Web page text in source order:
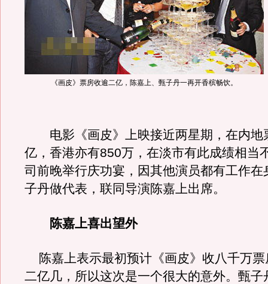
《画皮》票房收逾二亿，陈嘉上、甄子丹一再开香槟畅饮。
电影《画皮》上映接近两星期，在内地
亿，香港亦有850万，在淡市有此成绩相当
司前晚举行庆功宴，因其他演员都有工作在
子丹做代表，联同导演陈嘉上出席。
陈嘉上喜出望外
陈嘉上表示最初预计《画皮》收八千万票
二亿几，所以这次是一个很大的意外。甄子